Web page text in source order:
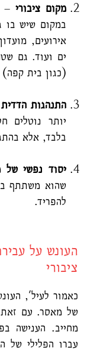
מקום ציבורי–
במקום שיש בו
אירועים,
ים ועוד. גם
(כגון בית קפה)
התנהגות הדדית
יותר נוטלים
בלבד, אלא
יסוד נפשי של
שהוא משתתף
להפריד.
העונש על
ציבורי
כאמור לעיל',
של מאסר. עם
מחייב. הענישה
עברו הפלילי של